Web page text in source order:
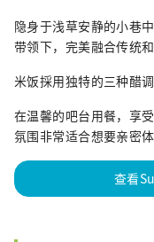
隐身于浅草安静的小巷
带领下，完美融合传统和
米饭採用独特的三种醋
在温馨的吧台用餐，享
氛围非常适合想要亲密
查看